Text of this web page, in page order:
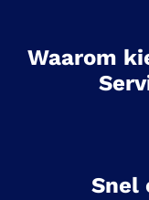
Waarom
Snel